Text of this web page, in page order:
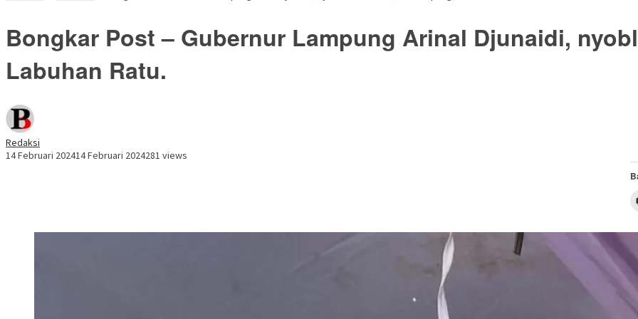
Bongkar Post – Gubernur Lampung Arinal Djunaidi,
Labuhan Ratu.
Redaksi
14 Februari 202414 Februari 2024281 views